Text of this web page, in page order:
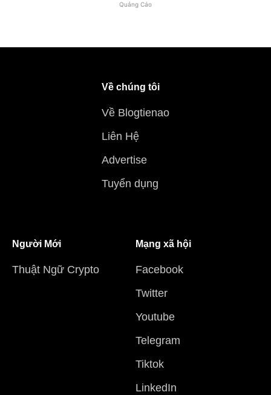
Quảng Cáo
Về chúng tôi
Về Blogtienao
Liên Hệ
Advertise
Tuyển dụng
Người Mới
Thuật Ngữ Crypto
Mạng xã hội
Facebook
Twitter
Youtube
Telegram
Tiktok
LinkedIn